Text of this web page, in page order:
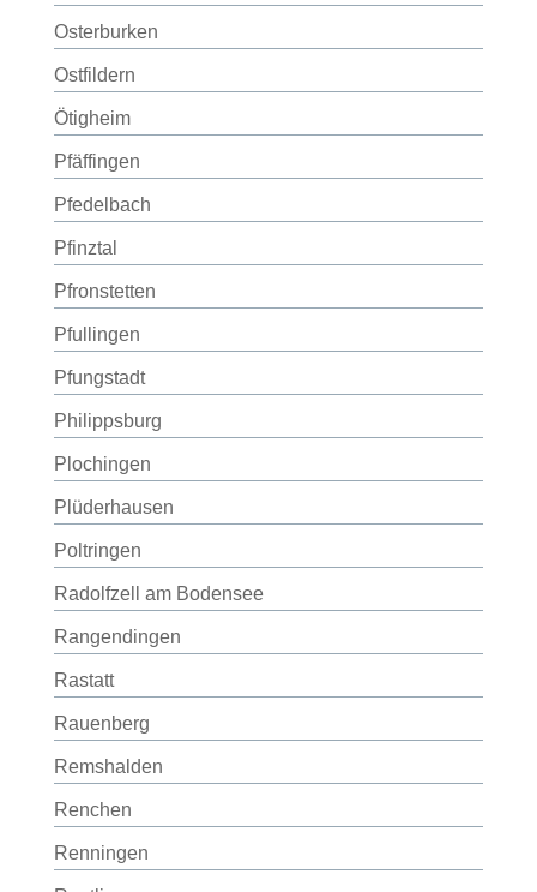
Osterburken
Ostfildern
Ötigheim
Pfäffingen
Pfedelbach
Pfinztal
Pfronstetten
Pfullingen
Pfungstadt
Philippsburg
Plochingen
Plüderhausen
Poltringen
Radolfzell am Bodensee
Rangendingen
Rastatt
Rauenberg
Remshalden
Renchen
Renningen